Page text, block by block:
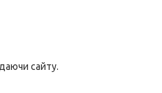
сайту.